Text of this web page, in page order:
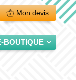
Mon devis
BOUTIQUE